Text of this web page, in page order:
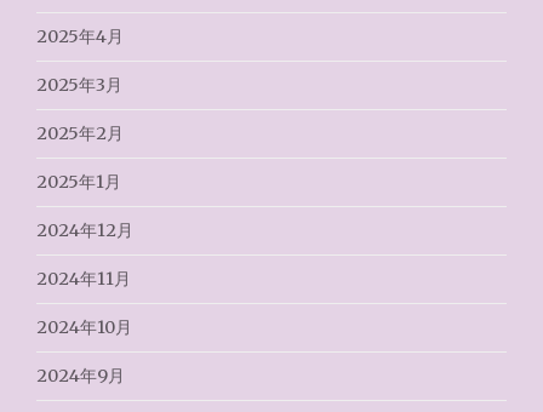
2025年4月
2025年3月
2025年2月
2025年1月
2024年12月
2024年11月
2024年10月
2024年9月